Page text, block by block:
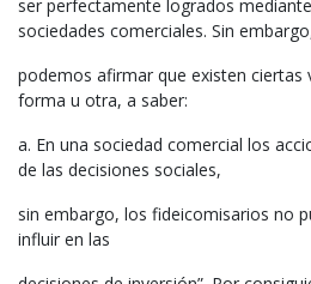
ser perfectamente logrados
sociedades comerciales. Sin
podemos afirmar que existen ciertas
forma u otra, a saber:
a. En una sociedad comercial los
de las decisiones sociales,
sin embargo, los fideicomisarios no
influir en las